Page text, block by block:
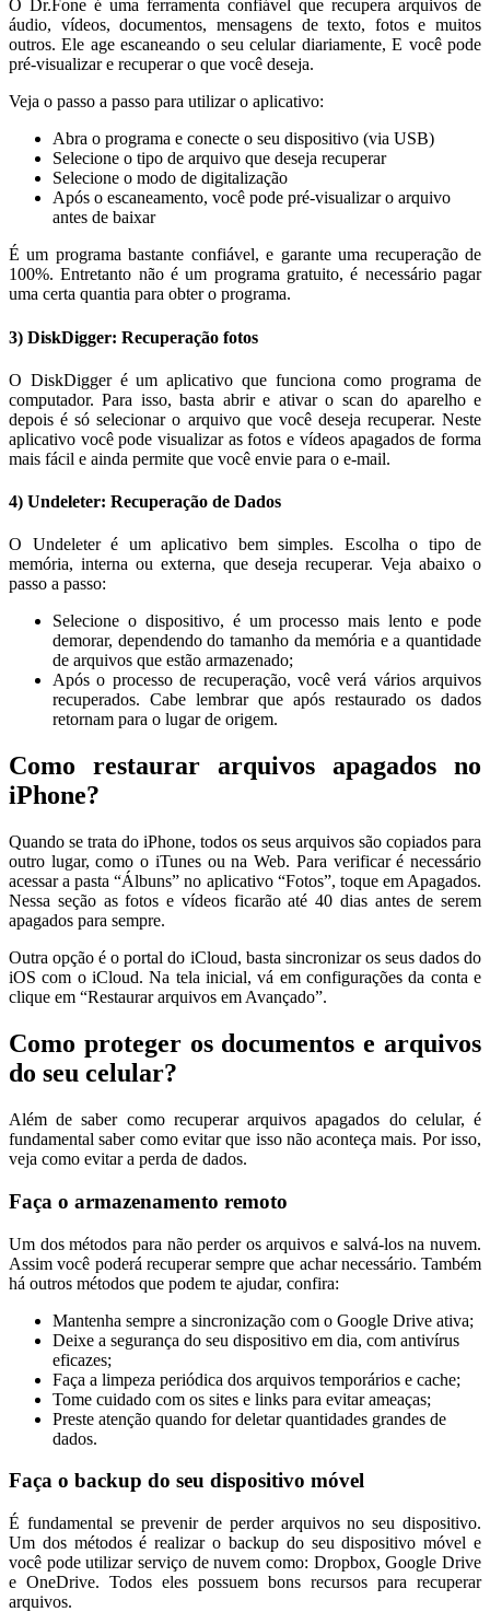
O Dr.Fone é uma ferramenta confiável que recupera arquivos de
áudio, vídeos, documentos, mensagens de texto, fotos e muitos
outros. Ele age escaneando o seu celular diariamente, E você pode
pré-visualizar e recuperar o que você deseja.
Veja o passo a passo para utilizar o aplicativo:
Abra o programa e conecte o seu dispositivo (via USB)
Selecione o tipo de arquivo que deseja recuperar
Selecione o modo de digitalização
Após o escaneamento, você pode pré-visualizar o arquivo
antes de baixar
É um programa bastante confiável, e garante uma recuperação de
100%. Entretanto não é um programa gratuito, é necessário pagar
uma certa quantia para obter o programa.
3) DiskDigger: Recuperação fotos
O DiskDigger é um aplicativo que funciona como programa de
computador. Para isso, basta abrir e ativar o scan do aparelho e
depois é só selecionar o arquivo que você deseja recuperar. Neste
aplicativo você pode visualizar as fotos e vídeos apagados de forma
mais fácil e ainda permite que você envie para o e-mail.
4) Undeleter: Recuperação de Dados
O Undeleter é um aplicativo bem simples. Escolha o tipo de
memória, interna ou externa, que deseja recuperar. Veja abaixo o
passo a passo:
Selecione o dispositivo, é um processo mais lento e pode
demorar, dependendo do tamanho da memória e a quantidade
de arquivos que estão armazenado;
Após o processo de recuperação, você verá vários arquivos
recuperados. Cabe lembrar que após restaurado os dados
retornam para o lugar de origem.
Como restaurar arquivos apagados no
iPhone?
Quando se trata do iPhone, todos os seus arquivos são copiados para
outro lugar, como o iTunes ou na Web. Para verificar é necessário
acessar a pasta “Álbuns” no aplicativo “Fotos”, toque em Apagados.
Nessa seção as fotos e vídeos ficarão até 40 dias antes de serem
apagados para sempre.
Outra opção é o portal do iCloud, basta sincronizar os seus dados do
iOS com o iCloud. Na tela inicial, vá em configurações da conta e
clique em “Restaurar arquivos em Avançado”.
Como proteger os documentos e arquivos
do seu celular?
Além de saber como recuperar arquivos apagados do celular, é
fundamental saber como evitar que isso não aconteça mais. Por isso,
veja como evitar a perda de dados.
Faça o armazenamento remoto
Um dos métodos para não perder os arquivos e salvá-los na nuvem.
Assim você poderá recuperar sempre que achar necessário. Também
há outros métodos que podem te ajudar, confira:
Mantenha sempre a sincronização com o Google Drive ativa;
Deixe a segurança do seu dispositivo em dia, com antivírus
eficazes;
Faça a limpeza periódica dos arquivos temporários e cache;
Tome cuidado com os sites e links para evitar ameaças;
Preste atenção quando for deletar quantidades grandes de
dados.
Faça o backup do seu dispositivo móvel
É fundamental se prevenir de perder arquivos no seu dispositivo.
Um dos métodos é realizar o backup do seu dispositivo móvel e
você pode utilizar serviço de nuvem como: Dropbox, Google Drive
e OneDrive. Todos eles possuem bons recursos para recuperar
arquivos.